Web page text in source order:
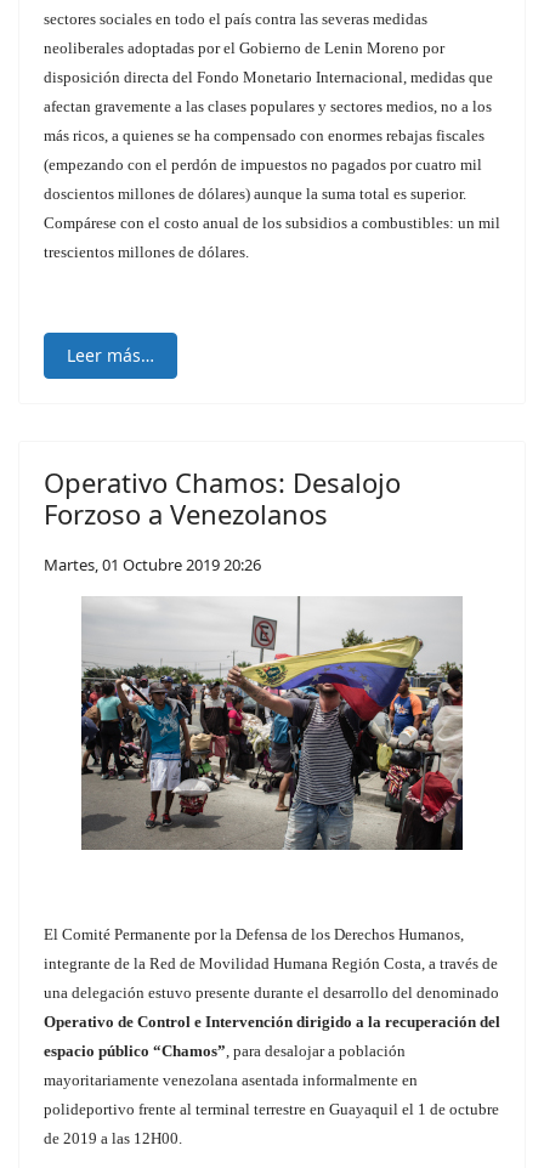
sectores sociales en todo el país contra las severas medidas
neoliberales adoptadas por el Gobierno de Lenin Moreno por
disposición directa del Fondo Monetario Internacional, medidas que
afectan gravemente a las clases populares y sectores medios, no a los
más ricos, a quienes se ha compensado con enormes rebajas fiscales
(empezando con el perdón de impuestos no pagados por cuatro mil
doscientos millones de dólares) aunque la suma total es superior.
Compárese con el costo anual de los subsidios a combustibles: un mil
trescientos millones de dólares.
Leer más…
Operativo Chamos: Desalojo
Forzoso a Venezolanos
Martes, 01 Octubre 2019 20:26
El Comité Permanente por la Defensa de los Derechos Humanos,
integrante de la Red de Movilidad Humana Región Costa, a través de
una delegación estuvo presente durante el desarrollo del denominado
Operativo de Control e Intervención dirigido a la recuperación del
espacio público “Chamos”, para desalojar a población
mayoritariamente venezolana asentada informalmente en
polideportivo frente al terminal terrestre en Guayaquil el 1 de octubre
de 2019 a las 12H00.